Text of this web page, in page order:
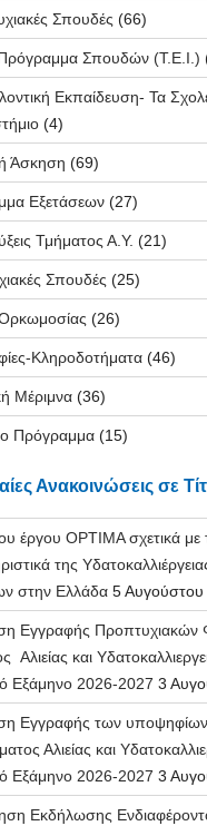
Σπουδές (66)
Σπουδών (T.E.I.)
Εκπαίδευση- Τα
(4)
Άσκηση (69)
Εξετάσεων(27)
Τμήματος Α.Υ. (21)
Σπουδές (25)
Ορκωμοσίας (26)
Κληροδοτήματα(46)
Μέριμνα(36)
Πρόγραμμα(15)
Ανακοινώσεις σε
έργου OPTIMA σχετικά με
της
στην Ελλάδα 5 Αυγούστου
Εγγραφής Προπτυχιακών
Αλιείας και
Εξάμηνο 2026-2027 3
Εγγραφής των
Αλιείας και
Εξάμηνο 2026-2027 3
Εκδήλωσης